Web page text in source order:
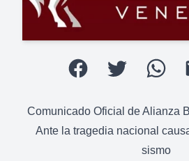
Comunicado Oficial de Alianza
Ante la tragedia nacional
sismo